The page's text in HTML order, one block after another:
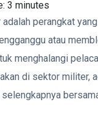
3 minutes
perangkat
atau
menghalangi
di sektor militer,